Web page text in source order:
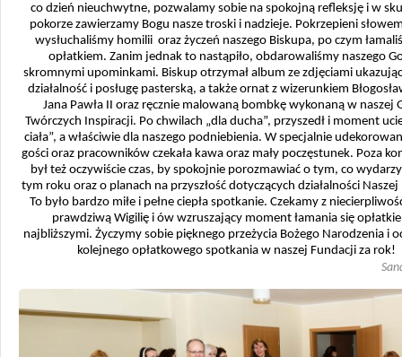
co dzień nieuchwytne, pozwalamy sobie na spokojną refleksję i w
pokorze zawierzamy Bogu nasze troski i nadzieje. Pokrzepieni
wysłuchaliśmy homilii oraz życzeń naszego Biskupa, po czym
opłatkiem. Zanim jednak to nastąpiło, obdarowaliśmy naszego
skromnymi upominkami. Biskup otrzymał album ze zdjęciami
działalność i posługę pasterską, a także ornat z wizerunkiem
Jana Pawła II oraz ręcznie malowaną bombkę wykonaną w naszej
Twórczych Inspiracji. Po chwilach „dla ducha”, przyszedł i moment
ciała”, a właściwie dla naszego podniebienia. W specjalnie
gości oraz pracowników czekała kawa oraz mały poczęstunek. Poza
był też oczywiście czas, by spokojnie porozmawiać o tym, co
tym roku oraz o planach na przyszłość dotyczących działalności
To było bardzo miłe i pełne ciepła spotkanie. Czekamy z
prawdziwą Wigilię i ów wzruszający moment łamania się
najbliższymi. Życzymy sobie pięknego przeżycia Bożego Narodzenia i
kolejnego opłatkowego spotkania w naszej Fundacji za rok!